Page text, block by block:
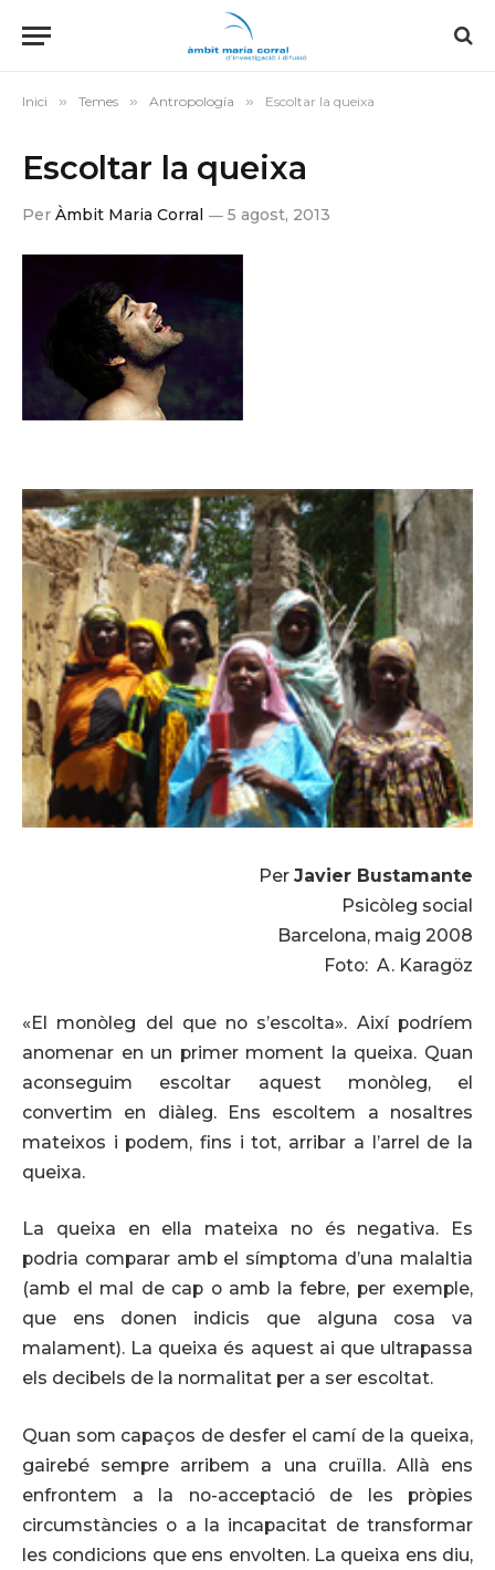
Inici » Temes » Antropología » Escoltar la queixa
Escoltar la queixa
Per Àmbit Maria Corral 5 agost, 2013
Per Javier Bustamante
Psicòleg social
Barcelona, maig 2008
Foto: A. Karagöz
«El monòleg del que no s’escolta». Així podríem
anomenar en un primer moment la queixa. Quan
aconseguim escoltar aquest monòleg, el
convertim en diàleg. Ens escoltem a nosaltres
mateixos i podem, fins i tot, arribar a l’arrel de la
queixa.
La queixa en ella mateixa no és negativa. Es
podria comparar amb el símptoma d’una malaltia
(amb el mal de cap o amb la febre, per exemple,
que ens donen indicis que alguna cosa va
malament). La queixa és aquest ai que ultrapassa
els decibels de la normalitat per a ser escoltat.
Quan som capaços de desfer el camí de la queixa,
gairebé sempre arribem a una cruïlla. Allà ens
enfrontem a la no-acceptació de les pròpies
circumstàncies o a la incapacitat de transformar
les condicions que ens envolten. La queixa ens diu,